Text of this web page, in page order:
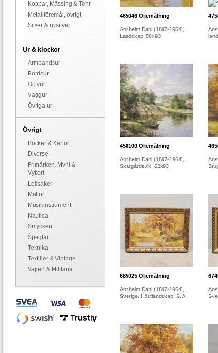
Koppar, Mässing & Tenn
Metallföremål, övrigt
Silver & nysilver
Ur & klockor
Armbandsur
Bordsur
Golvur
Väggur
Övriga ur
Övrigt
Böcker & Kartor
Diverse
Frimärken, Mynt &
Vykort
Leksaker
Mattor
Musikinstrument
Nautica
Smycken
Speglar
Teknika
Textilier & Vintage
Vapen & Militaria
465046 Oljemålning
Anshelm Dahl (1897-1964),
Landskap, 58x93
458100 Oljemålning
Anshelm Dahl (1897-1964),
Skärgårdsvik, 62x93
685025 Oljemålning
Anshelm Dahl (1897-1964),
Sverige. Höstlandskap. S..//